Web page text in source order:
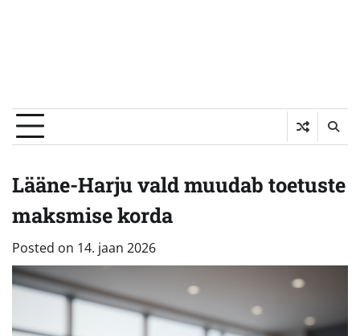
Lääne-Harju vald muudab toetuste
maksmise korda
Posted on 14. jaan 2026